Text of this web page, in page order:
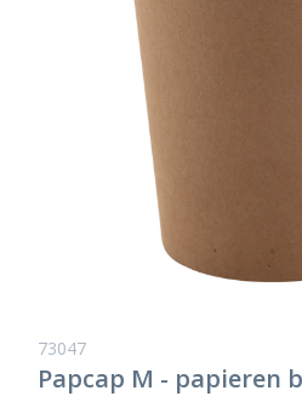
73047
Papcap M - papieren